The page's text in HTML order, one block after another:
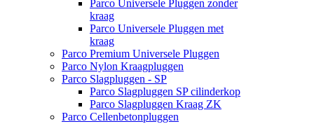
Parco Universele Pluggen zonder
kraag
Parco Universele Pluggen met
kraag
Parco Premium Universele Pluggen
Parco Nylon Kraagpluggen
Parco Slagpluggen - SP
Parco Slagpluggen SP cilinderkop
Parco Slagpluggen Kraag ZK
Parco Cellenbetonpluggen